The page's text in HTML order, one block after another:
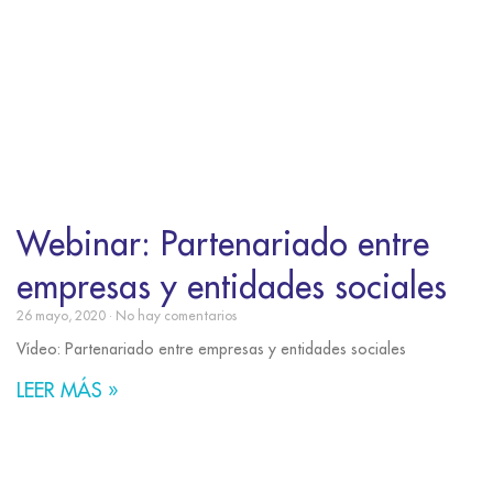
Webinar: Partenariado entre
empresas y entidades sociales
26 mayo, 2020 No hay comentarios
Vídeo: Partenariado entre empresas y entidades sociales
LEER MÁS »